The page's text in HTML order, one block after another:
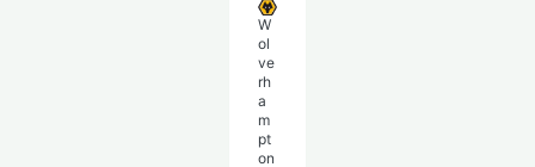
W
ol
ve
rh
a
m
pt
on